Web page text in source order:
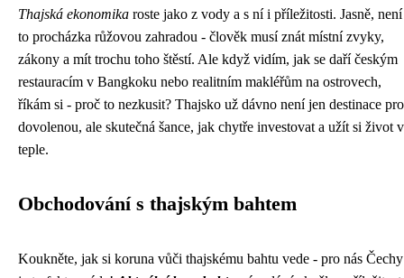
Thajská ekonomika roste jako z vody a s ní i příležitosti. Jasně, není
to procházka růžovou zahradou - člověk musí znát místní zvyky,
zákony a mít trochu toho štěstí. Ale když vidím, jak se daří českým
restauracím v Bangkoku nebo realitním makléřům na ostrovech,
říkám si - proč to nezkusit? Thajsko už dávno není jen destinace pro
dovolenou, ale skutečná šance, jak chytře investovat a užít si život v
teple.
Obchodování s thajským bahtem
Koukněte, jak si koruna vůči thajskému bahtu vede - pro nás Čechy